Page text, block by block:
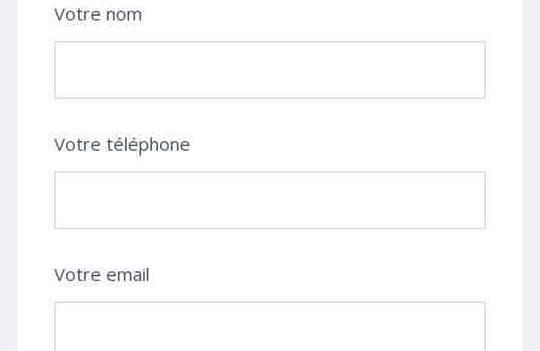
Votre nom
Votre téléphone
Votre email